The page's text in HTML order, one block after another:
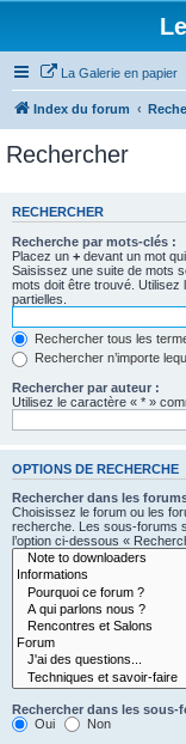
La Galerie en papier
Index du forum
Rechercher
RECHERCHER
Recherche par mots-clés :
Placez un + devant un mot
Saisissez une suite de mots
mots doit être trouvé.
partielles.
Rechercher tous les
Rechercher n’importe
Rechercher par auteur :
Utilisez le caractère « * »
OPTIONS DE RECHERCHE
Rechercher dans les
Choisissez le forum ou les
recherche. Les sous-forums
l’option ci-dessous «
Rechercher dans les sous-
Oui
Non